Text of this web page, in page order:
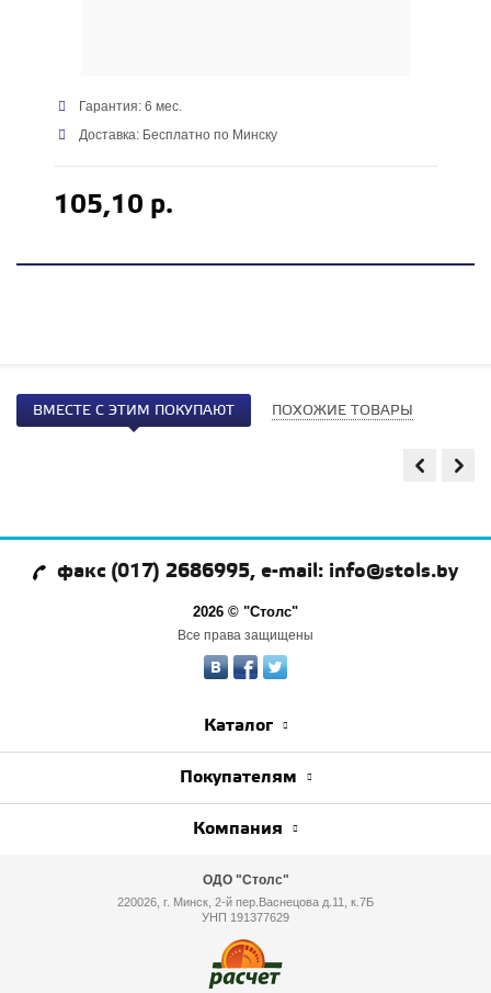
Гарантия: 6 мес.
Доставка: Бесплатно по Минску
105,10 р.
ВМЕСТЕ С ЭТИМ ПОКУПАЮТ ПОХОЖИЕ ТОВАРЫ
факс (017) 2686995, e-mail: info@stols.by
2026 © "Столс"
Все права защищены
Каталог
Покупателям
Компания
ОДО "Столс"
220026, г. Минск, 2-й пер.Васнецова д.11, к.7Б
УНП 191377629